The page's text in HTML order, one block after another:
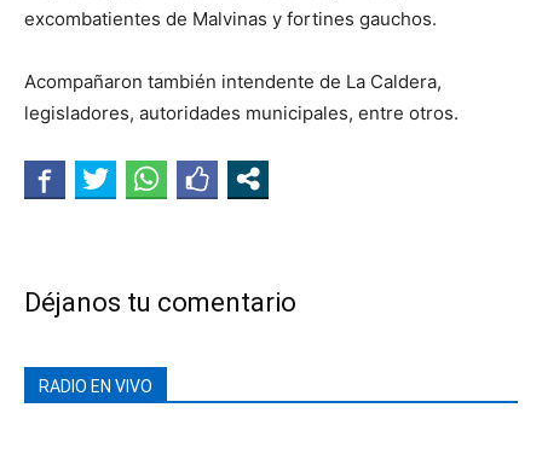
excombatientes de Malvinas y fortines gauchos.
Acompañaron también intendente de La Caldera,
legisladores, autoridades municipales, entre otros.
Déjanos tu comentario
RADIO EN VIVO